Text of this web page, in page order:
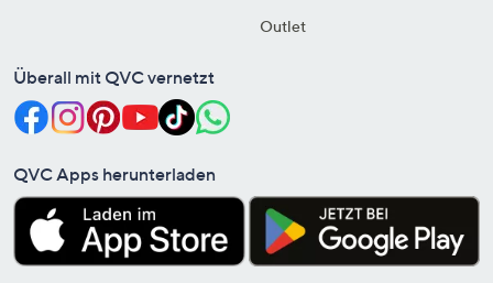
Outlet
Überall mit QVC vernetzt
QVC Apps herunterladen